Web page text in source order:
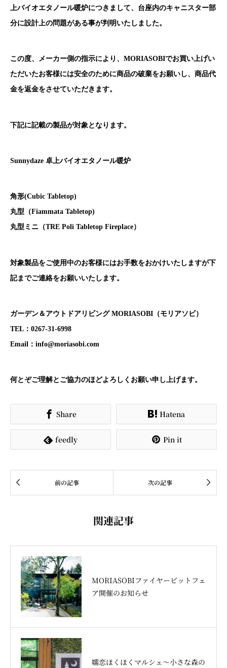
上バイオエタノール暖炉につきまして、台座内のキャニスター部
分に設計上の問題がある事が判明いたしました。
この度、メーカー側の指示により、MORIASOBIでお買い上げい
ただいたお客様には安全のために商品の破棄をお願いし、商品代
金を返金をさせていただきます。
下記に記載の製品が対象となります。
Sunnydaze 卓上バイオエタノール暖炉
角形(Cubic Tabletop)
丸型（Fiammata Tabletop)
丸型ミニ（TRE Poli Tabletop Fireplace）
対象製品をご使用中のお客様にはお手数をおかけいたしますが下
記までご連絡をお願いいたします。
ガーデン＆アウトドアリビング MORIASOBI（モリアソビ）
TEL：0267-31-6998
Email： info@moriasobi.com
何とぞご理解とご協力のほどよろしくお願い申し上げます。
 Share  Hatena
 feedly  Pin it
 前の記事 次の記事 
関連記事
MORIASOBIファイヤーピットフェ
ア開催のお知らせ
嬬恋ほくほくマルシェ～小さな森の